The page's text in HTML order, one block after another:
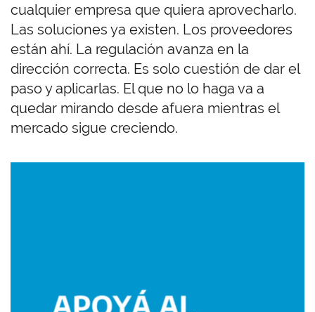
cualquier empresa que quiera aprovecharlo.
Las soluciones ya existen. Los proveedores
están ahí. La regulación avanza en la
dirección correcta. Es solo cuestión de dar el
paso y aplicarlas. El que no lo haga va a
quedar mirando desde afuera mientras el
mercado sigue creciendo.